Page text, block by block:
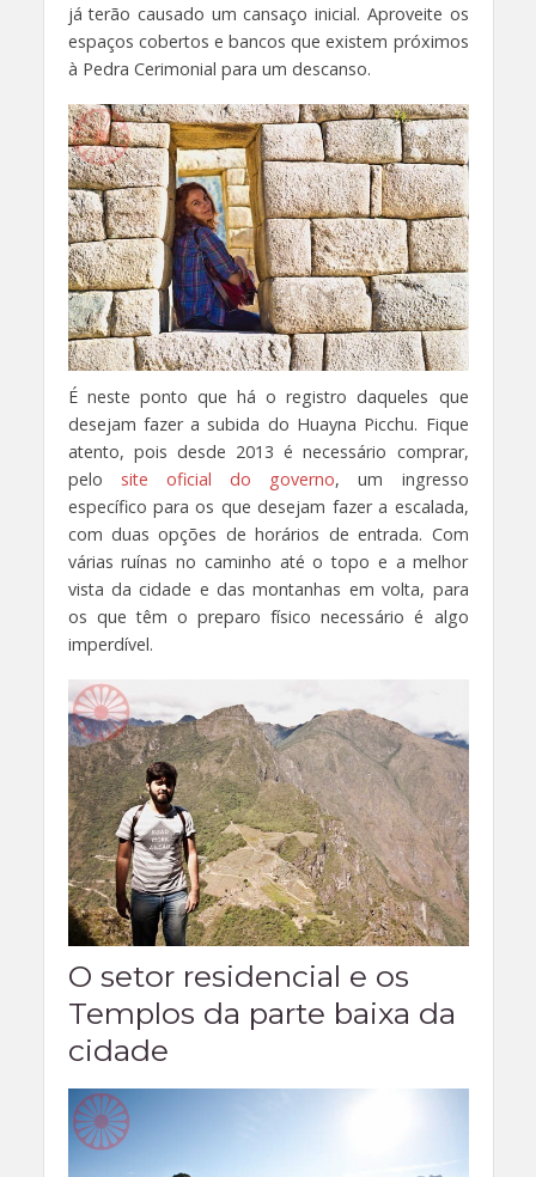
já terão causado um cansaço inicial. Aproveite os
espaços cobertos e bancos que existem próximos
à Pedra Cerimonial para um descanso.
É neste ponto que há o registro daqueles que
desejam fazer a subida do Huayna Picchu. Fique
atento, pois desde 2013 é necessário comprar,
pelo site oficial do governo, um ingresso
específico para os que desejam fazer a escalada,
com duas opções de horários de entrada. Com
várias ruínas no caminho até o topo e a melhor
vista da cidade e das montanhas em volta, para
os que têm o preparo físico necessário é algo
imperdível.
O setor residencial e os
Templos da parte baixa da
cidade